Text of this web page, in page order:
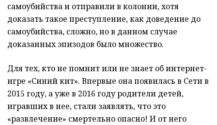
самоубийства и отправили в колонии, хотя
доказать такое преступление, как доведение до
самоубийства, сложно, но в данном случае
доказанных эпизодов было множество.
Для тех, кто не помнит или не знает об интернет-
игре «Синий кит». Впервые она появилась в Сети в
2015 году, а уже в 2016 году родители детей,
игравших в нее, стали заявлять, что это
«развлечение» смертельно опасно! И от него